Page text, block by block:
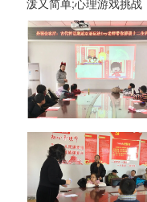
泼又简单;心理游戏挑战